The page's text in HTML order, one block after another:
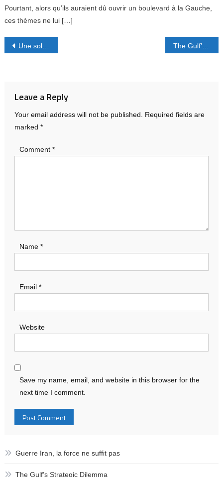
Pourtant, alors qu’ils auraient dû ouvrir un boulevard à la Gauche,
ces thèmes ne lui […]
Post
Une solution sous la forme d’un gel du conflit se profile en Ukraine The Gulf’s Strategic Dilemma
Leave a Reply
Your email address will not be published.
Required fields are
marked *
Comment *
Name *
Email *
Website
Save my name, email, and website in this browser for the
next time I comment.
Guerre Iran, la force ne suffit pas
The Gulf’s Strategic Dilemma